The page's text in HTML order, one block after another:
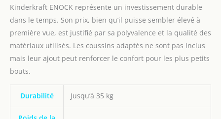
Kinderkraft ENOCK représente un investissement durable
dans le temps. Son prix, bien qu’il puisse sembler élevé à
première vue, est justifié par sa polyvalence et la qualité des
matériaux utilisés. Les coussins adaptés ne sont pas inclus
mais leur ajout peut renforcer le confort pour les plus petits
bouts.
Durabilité Jusqu’à 35 kg